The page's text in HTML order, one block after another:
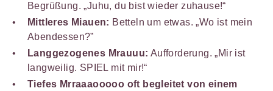
Begrüßung. „Juhu, du bist wieder zuhause!“
Mittleres Miauen: Betteln um etwas. „Wo ist mein
Abendessen?”
Langgezogenes Mrauuu: Aufforderung. „Mir ist
langweilig. SPIEL mit mir!“
Tiefes Mrraaaooooo oft begleitet von einem